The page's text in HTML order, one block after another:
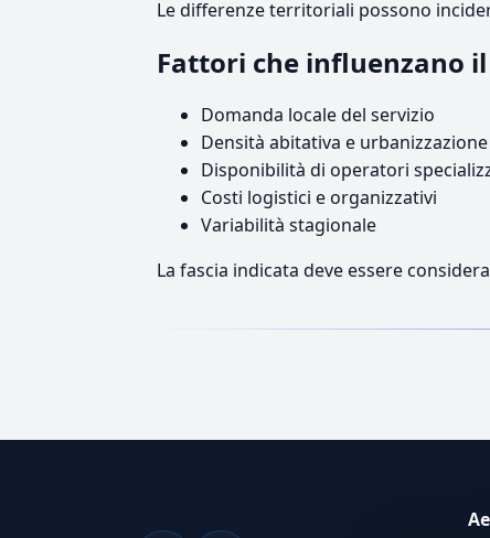
Le differenze territoriali possono
Fattori che influenzano
Domanda locale del servizio
Densità abitativa e urbanizzazione
Disponibilità di operatori
Costi logistici e organizzativi
Variabilità stagionale
La fascia indicata deve essere